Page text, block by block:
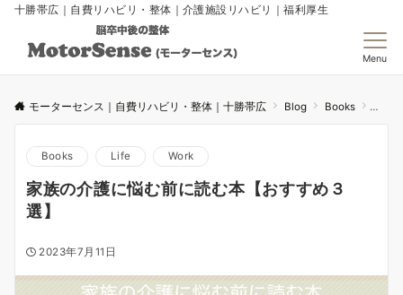
十勝帯広｜自費リハビリ・整体｜介護施設リハビリ｜福利厚生
Menu
モーターセンス｜自費リハビリ・整体｜十勝帯広 Blog Books 家族
Books Life Work
家族の介護に悩む前に読む本【おすすめ３
選】
2023年7月11日